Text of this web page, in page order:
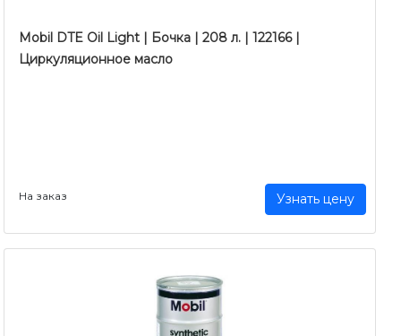
Mobil DTE Oil Light | Бочка | 208 л. | 122166 |
Циркуляционное масло
На заказ Узнать цену